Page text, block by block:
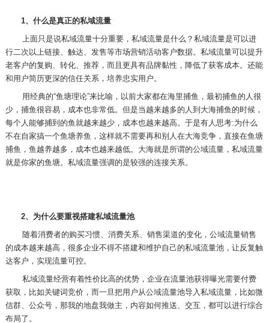
1、什么是真正的私域流量
上面只是说私域流量十分重要，私域流量是什么？私域流量是可以进
行二次以上链接、触达、发售等市场营销活动客户数据。私域流量可以提升
老客户的复购、转化、推荐，而且更具有品牌黏性，降低了获客成本。还能
和用户简历更深的信任关系，培养忠实用户。
用经典的“鱼塘理论”来比喻，以前大家都在海里捕鱼，最初捕鱼的人很
少，捕鱼很容易，成本也非常低。但是当越来越多的人到大海捕鱼的时候，
每个人能够捕到的鱼就越来越少，成本也越来越高。于是有人思考:为什么
不在自家搞一个鱼塘养鱼，这样就不需要再和别人在大海竞争，直接在鱼塘
捕鱼，鱼越养越多，成本也越来越低。大海就是所谓的公域流量，私域流量
就是你家的鱼塘。私域流量强调的是较强的连接关系。
2、为什么要重视搭建私域流量池
随着消费者的购买习惯、消费关系、销售渠道的变化，公域流量销售
的成本越来越高，很多企业不得不搭建和维护自己的私域流量池，让反复触
达客户，实现流量可控。
私域流量经营有着性价比高的优势，企业在流量池获得曝光需要付费
获取，比如关键词竞价，而一旦把用户从公域流量池导入私域流量，比如微
信群、公众号，那我的地盘我做主，内容如何推送、交互，都可以进行综合
布局了。